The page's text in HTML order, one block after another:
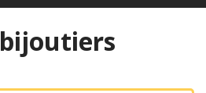
bijoutiers